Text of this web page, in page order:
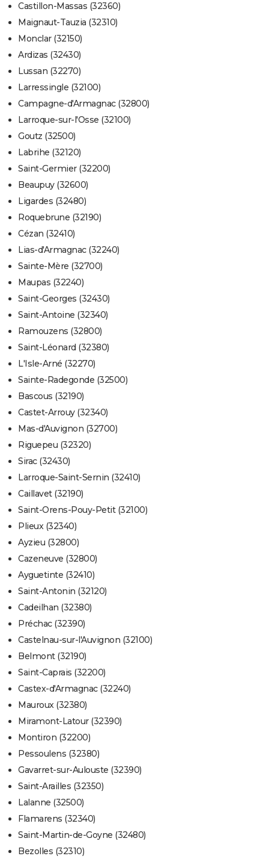
Castillon-Massas (32360)
Maignaut-Tauzia (32310)
Monclar (32150)
Ardizas (32430)
Lussan (32270)
Larressingle (32100)
Campagne-d'Armagnac (32800)
Larroque-sur-l'Osse (32100)
Goutz (32500)
Labrihe (32120)
Saint-Germier (32200)
Beaupuy (32600)
Ligardes (32480)
Roquebrune (32190)
Cézan (32410)
Lias-d'Armagnac (32240)
Sainte-Mère (32700)
Maupas (32240)
Saint-Georges (32430)
Saint-Antoine (32340)
Ramouzens (32800)
Saint-Léonard (32380)
L'Isle-Arné (32270)
Sainte-Radegonde (32500)
Bascous (32190)
Castet-Arrouy (32340)
Mas-d'Auvignon (32700)
Riguepeu (32320)
Sirac (32430)
Larroque-Saint-Sernin (32410)
Caillavet (32190)
Saint-Orens-Pouy-Petit (32100)
Plieux (32340)
Ayzieu (32800)
Cazeneuve (32800)
Ayguetinte (32410)
Saint-Antonin (32120)
Cadeilhan (32380)
Préchac (32390)
Castelnau-sur-l'Auvignon (32100)
Belmont (32190)
Saint-Caprais (32200)
Castex-d'Armagnac (32240)
Mauroux (32380)
Miramont-Latour (32390)
Montiron (32200)
Pessoulens (32380)
Gavarret-sur-Aulouste (32390)
Saint-Arailles (32350)
Lalanne (32500)
Flamarens (32340)
Saint-Martin-de-Goyne (32480)
Bezolles (32310)